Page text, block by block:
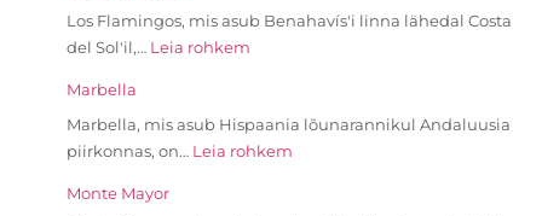
Los Flamingos, mis asub Benahavís'i linna lähedal Costa
del Sol'il,… Leia rohkem
Marbella
Marbella, mis asub Hispaania lõunarannikul Andaluusia
piirkonnas, on… Leia rohkem
Monte Mayor